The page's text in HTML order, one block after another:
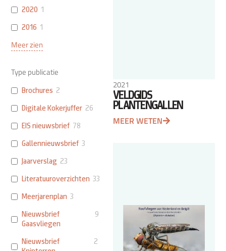
2020 1
2016 1
Meer zien
Type publicatie
Brochures 2
Digitale Kokerjuffer 26
EIS nieuwsbrief 78
Gallennieuwsbrief 3
Jaarverslag 23
Literatuuroverzichten 33
Meerjarenplan 3
Nieuwsbrief
Gaasvliegen
9
Nieuwsbrief
2
2021
VELDGIDS
PLANTENGALLEN
MEER WETEN